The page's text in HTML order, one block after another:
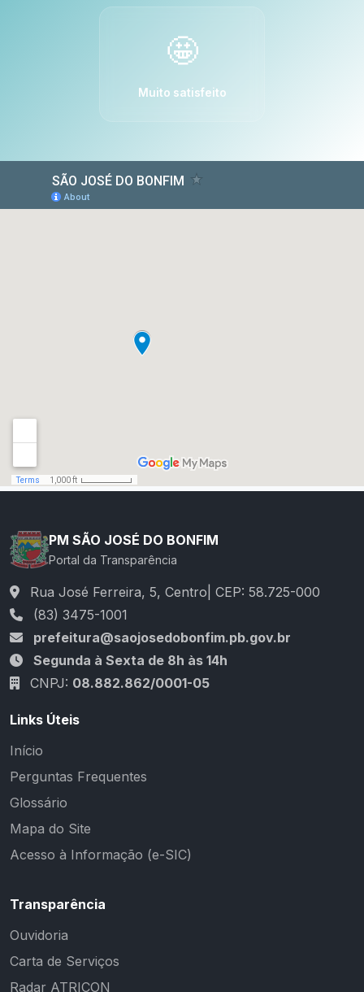
🤩
Muito satisfeito
PM SÃO JOSÉ DO BONFIM
Portal da Transparência
Rua José Ferreira, 5, Centro| CEP: 58.725-000
(83) 3475-1001
prefeitura@saojosedobonfim.pb.gov.br
Segunda à Sexta de 8h às 14h
CNPJ: 08.882.862/0001-05
Links Úteis
Início
Perguntas Frequentes
Glossário
Mapa do Site
Acesso à Informação (e-SIC)
Transparência
Ouvidoria
Carta de Serviços
Radar ATRICON